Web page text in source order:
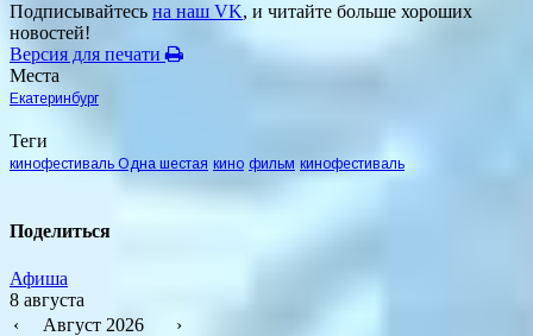
Подписывайтесь на наш VK, и читайте больше хороших
новостей!
Версия для печати
Места
Екатеринбург
Теги
кинофестиваль Одна шестая кино фильм кинофестиваль
Поделиться
Афиша
8 августа
‹
Август 2026
›